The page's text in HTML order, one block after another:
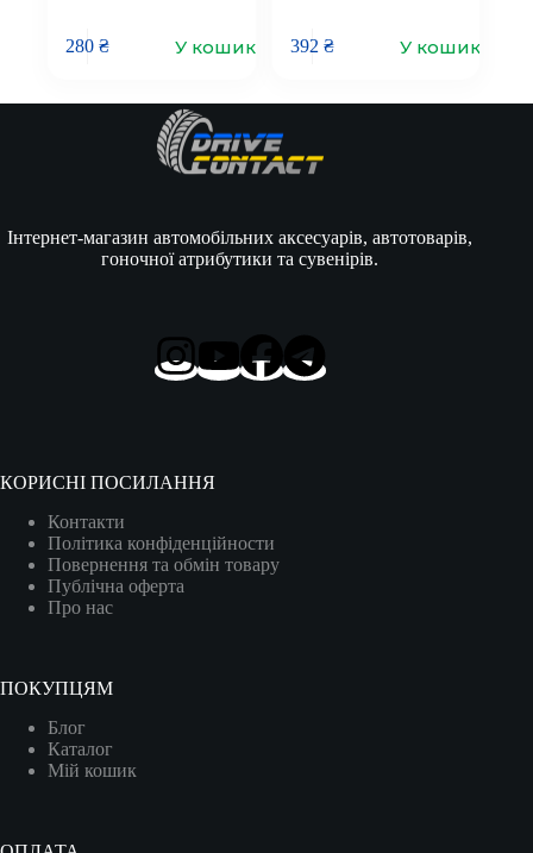
280₴ У кошик 392 ₴ У кошик
Інтернет-магазин автомобільних аксесуарів, автотоварів,
гоночної атрибутики та сувенірів.
КОРИСНІ ПОСИЛАННЯ
Контакти
Політика конфіденційности
Повернення та обмін товару
Публічна оферта
Про нас
ПОКУПЦЯМ
Блог
Каталог
Мій кошик